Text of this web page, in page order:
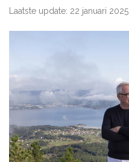
Laatste update: 22 januari 2025